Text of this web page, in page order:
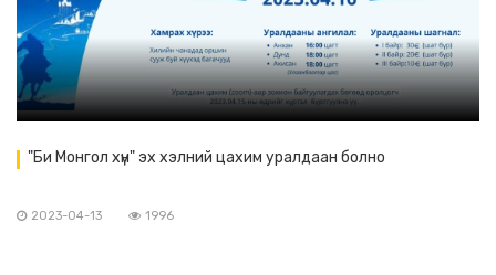
"Би Монгол хүн" эх хэлний цахим уралдаан болно
2023-04-13 1996